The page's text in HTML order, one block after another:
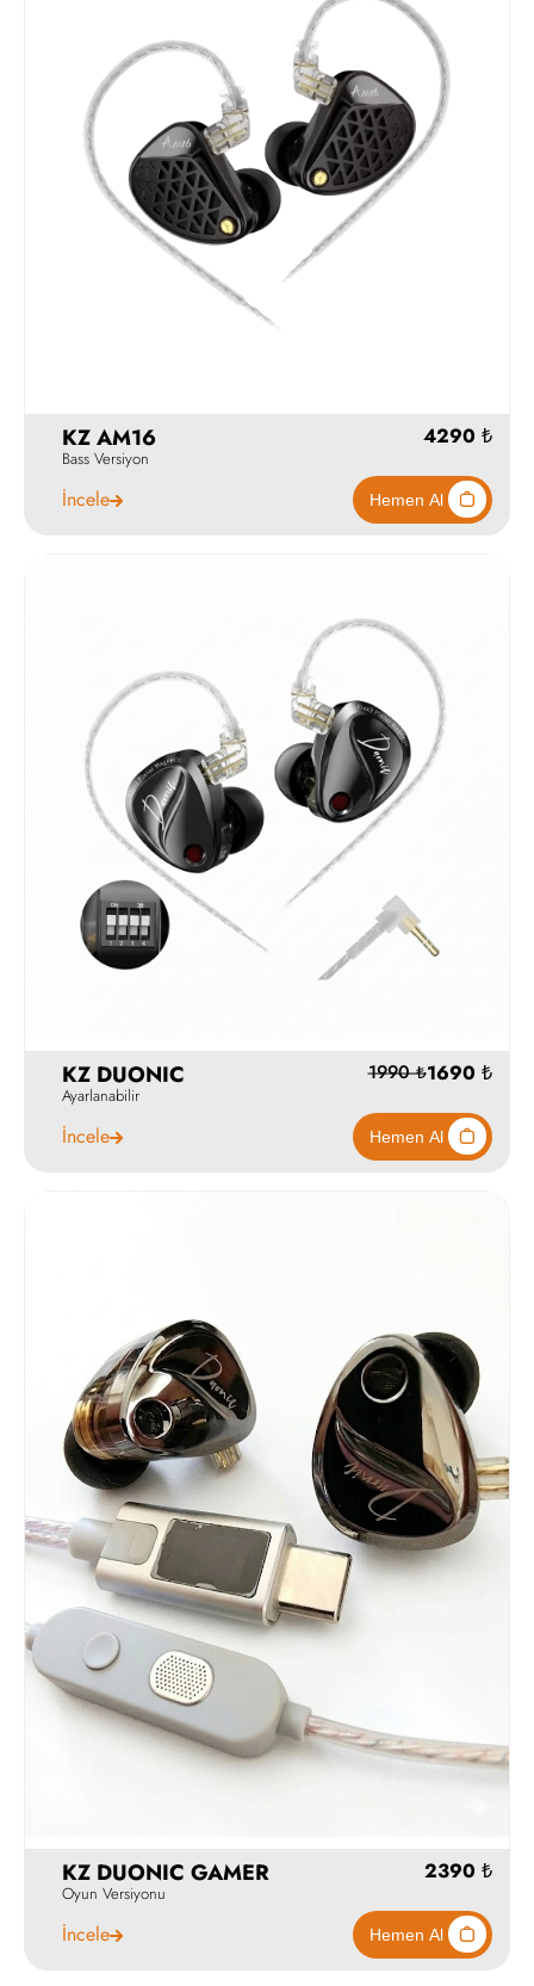
Hemen Al
Hemen Al
3990
Hemen Al
KZ AM16
Bass Versiyon
İncele
KZ DUONIC
Ayarlanabilir
İncele
KZ DUONIC GAMER
Oyun Versiyonu
İncele